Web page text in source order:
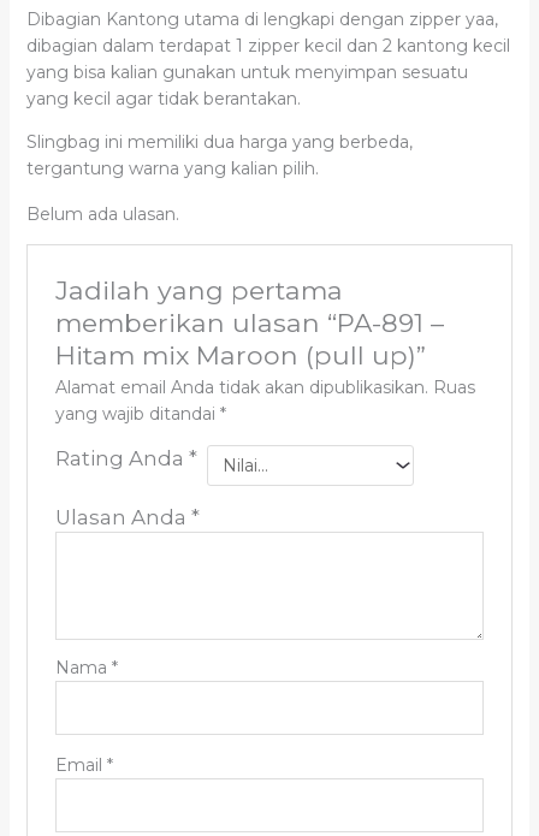
Dibagian Kantong utama di lengkapi dengan zipper yaa,
dibagian dalam terdapat 1 zipper kecil dan 2 kantong kecil
yang bisa kalian gunakan untuk menyimpan sesuatu
yang kecil agar tidak berantakan.
Slingbag ini memiliki dua harga yang berbeda,
tergantung warna yang kalian pilih.
Belum ada ulasan.
Jadilah yang pertama
memberikan ulasan “PA-891 –
Hitam mix Maroon (pull up)”
Alamat email Anda tidak akan dipublikasikan. Ruas
yang wajib ditandai *
Rating Anda *
Ulasan Anda *
Nama *
Email *